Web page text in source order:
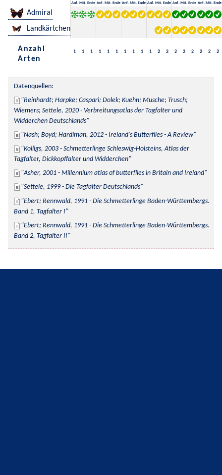
Anf. Mit. Ende Anf. Mit. Ende Anf. Mit. Ende Anf. Mit. Ende Anf. Mit. Ende Anf. Mit. Ende
Admiral
Landkärtchen
Anzahl
Arten
1 1 1 1 1 1 1 1 1 1 2 2 2 2 2 2 2 2
Datenquellen:
Reinhardt; Harpke; Caspari; Dolek; Kuehn; Musche; Trusch;
Wiemers; Settele, 2020 - Verbreitungsatlas der Tagfalter und
Widderchen Deutschlands
Nash; Boyd; Hardiman, 2012 - Ireland's Butterflies - A Review
Kolligs, 2003 - Schmetterlinge Schleswig-Holsteins, Atlas der
Tagfalter, Dickkopffalter und Widderchen
Asher, 2001 - Millennium atlas of butterflies in Britain and Ireland
Settele, 1999 - Die Tagfalter Deutschlands
Ebert; Rennwald, 1991 - Die Schmetterlinge Baden-Württembergs.
Band 1, Tagfalter I
Ebert; Rennwald, 1991 - Die Schmetterlinge Baden-Württembergs.
Band 2, Tagfalter II